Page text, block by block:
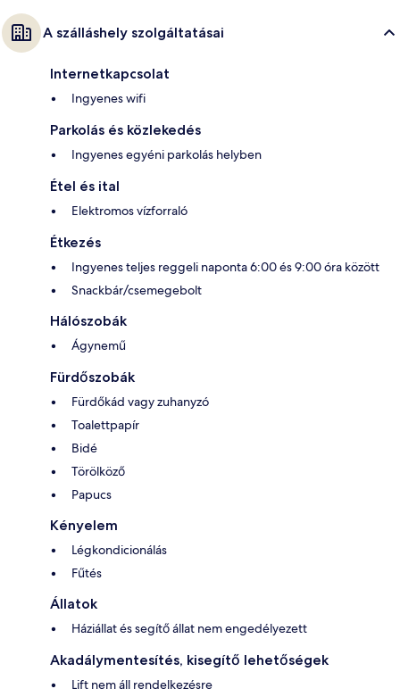
A szálláshely szolgáltatásai
Internetkapcsolat
Ingyenes wifi
Parkolás és közlekedés
Ingyenes egyéni parkolás helyben
Étel és ital
Elektromos vízforraló
Étkezés
Ingyenes teljes reggeli naponta 6:00 és 9:00 óra között
Snackbár/csemegebolt
Hálószobák
Ágynemű
Fürdőszobák
Fürdőkád vagy zuhanyzó
Toalettpapír
Bidé
Törölköző
Papucs
Kényelem
Légkondicionálás
Fűtés
Állatok
Háziállat és segítő állat nem engedélyezett
Akadálymentesítés, kisegítő lehetőségek
Lift nem áll rendelkezésre